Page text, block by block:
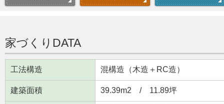
家づくりDATA
工法構造 混構造（木造＋RC造）
建築面積 39.39m2 / 11.89坪